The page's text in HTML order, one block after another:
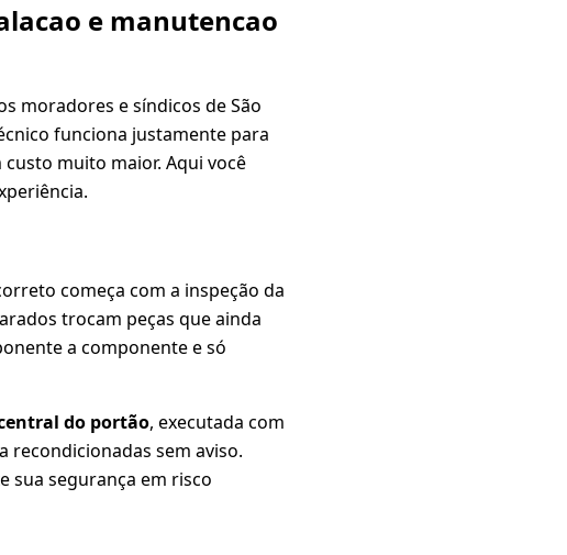
e manutencao
moradores e síndicos de São
funciona justamente para
muito maior. Aqui você
começa com a inspeção da
trocam peças que ainda
a componente e só
do portão, executada com
recondicionadas sem aviso.
sua segurança em risco